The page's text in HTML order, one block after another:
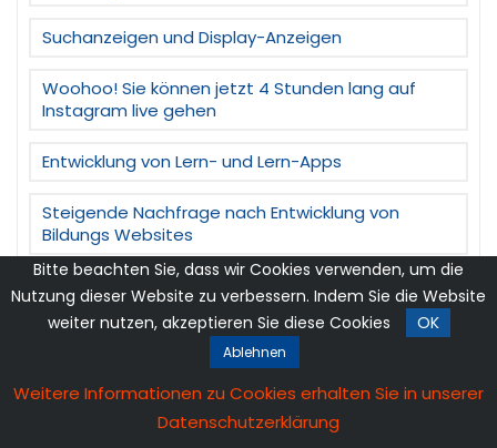
Suchanzeigen und Display-Anzeigen
Woohoo! Sie können jetzt 4 Stunden lang auf
Instagram live gehen
Entwicklung von Lern- und Lern-Apps
Steigende Nachfrage nach Entwicklung von
Bildungs Websites
Google AdWords auf Bildungswebsites
SEO – Der Anstieg der Nachfrage während der
Nachfrage nach Website-Entwicklung im Jahr
Bitte beachten Sie, dass wir Cookies verwenden, um die
Nutzung dieser Website zu verbessern. Indem Sie die Website
weiter nutzen, akzeptieren Sie diese Cookies
OK
Ablehnen
Weitere Informationen zu Cookies erhalten Sie in unserer
Datenschutzerklärung